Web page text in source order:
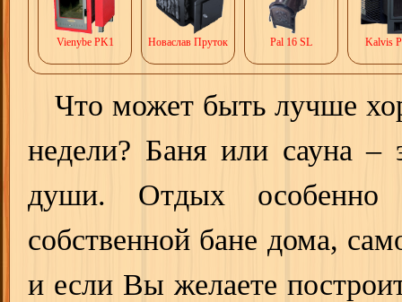
Vienybe PK1 Новаслав Пруток Pal 16 SL Kalvis
Что может быть лучше
недели? Баня или сауна –
души. Отдых
собственной бане дома,
и если Вы желаете